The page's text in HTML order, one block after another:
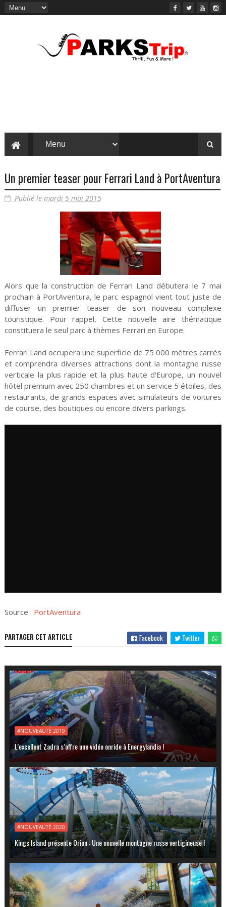
Un premier teaser pour Ferrari Land à PortAventura
Publié le mardi 5 mai 2015
Alors que la construction de Ferrari Land débutera le 7 mai
prochain à PortAventura, le parc espagnol vient tout juste de
diffuser un premier teaser de son nouveau complexe
touristique. Pour rappel, Cette nouvelle aire thématique
constituera le seul parc à thèmes Ferrari en Europe.
Ferrari Land occupera une superficie de 75 000 mètres carrés
et comprendra diverses attractions dont la montagne russe
verticale la plus rapide et la plus haute d’Europe, un nouvel
hôtel premium avec 250 chambres et un service 5 étoiles, des
restaurants, de grands espaces avec simulateurs de voitures
de course, des boutiques ou encore divers parkings.
Source : PortAventura
PARTAGER CET ARTICLE Facebook Twitter
#NOUVEAUTÉ 2019
L’excellent Zadra s’offre une vidéo onride à Energylandia !
#NOUVEAUTÉ 2020
Kings Island présente Orion : Une nouvelle montagne russe vertigineuse !